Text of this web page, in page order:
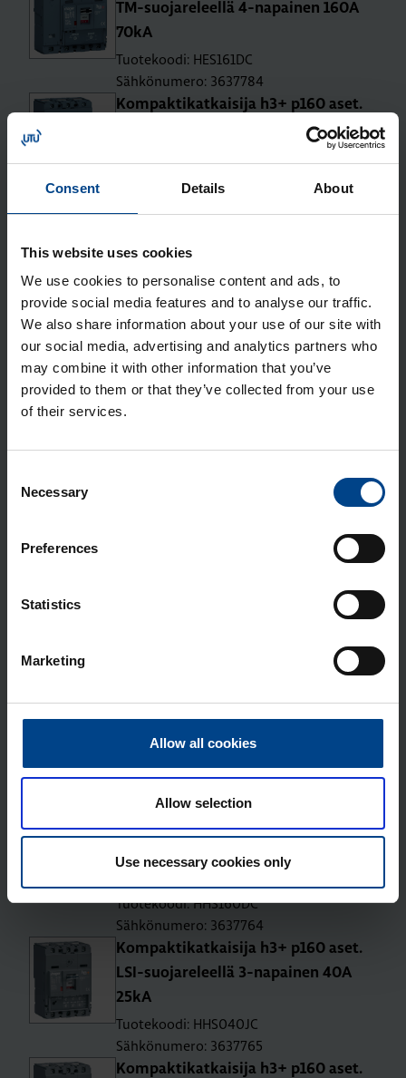
Consent Details About
This website uses cookies
We use cookies to personalise content and ads, to
provide social media features and to analyse our traffic.
We also share information about your use of our site with
our social media, advertising and analytics partners who
may combine it with other information that you’ve
provided to them or that they’ve collected from your use
of their services.
Selection
Necessary
Preferences
Statistics
Marketing
Allow all cookies
Allow selection
Use necessary cookies only
TM-suo­ja­re­leel­lä 4-na­pai­nen 160A
70kA
Tuotekoodi: HES161DC
Sähkönumero: 3637784
Kom­pak­ti­kat­kai­si­ja h3+ p160 aset.
TM-suo­ja­re­leel­lä 3-na­pai­nen 25A
Tuotekoodi: HHS025DC
TM-suo­ja­re­leel­lä 3-na­pai­nen 40A
25kA
Tuotekoodi: HHS040DC
Sähkönumero: 3637759
Kom­pak­ti­kat­kai­si­ja h3+ p160 aset.
TM-suo­ja­re­leel­lä 3-na­pai­nen 63A
25kA
Tuotekoodi: HHS063DC
TM-suo­ja­re­leel­lä 3-na­pai­nen 80A
Kom­pak­ti­kat­kai­si­ja h3+ p160 aset.
TM-suo­ja­re­leel­lä 3-na­pai­nen 100A
Kom­pak­ti­kat­kai­si­ja h3+ p160 aset.
Tuotekoodi: HHS125DC
Sähkönumero: 3637763
Kom­pak­ti­kat­kai­si­ja h3+ p160 aset.
Tuotekoodi: HHS160DC
Sähkönumero: 3637764
Kom­pak­ti­kat­kai­si­ja h3+ p160 aset.
LSI-suo­ja­re­leel­lä 3-na­pai­nen 40A
25kA
Tuotekoodi: HHS040JC
Sähkönumero: 3637765
Kom­pak­ti­kat­kai­si­ja h3+ p160 aset.